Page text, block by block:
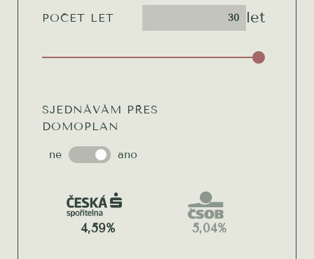
POČET LET let
SJEDNÁVÁM PŘES
DOMOPLAN
ne ano
4,59% 5,04%